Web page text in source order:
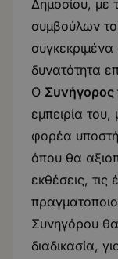
Δημοσίου, με
συμβούλων
δυνατότητα
Ο Συνήγορος
εμπειρία
φορέα
όπου θα
εκθέσεις, τις
Συνηγόρου
διαδικασία,